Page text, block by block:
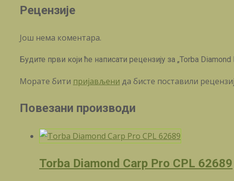
Рецензије
Још нема коментара.
Будите први који ће написати рецензију за „Torba
Морате бити пријављени да бисте поставили
Повезани производи
Torba Diamond Carp Pro CPL 62689